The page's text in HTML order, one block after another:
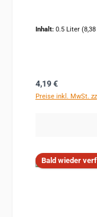
Inhalt: 0.5 Liter
Regulärer Preis:
4,19 €
Preise inkl. MwSt.
Bald wieder